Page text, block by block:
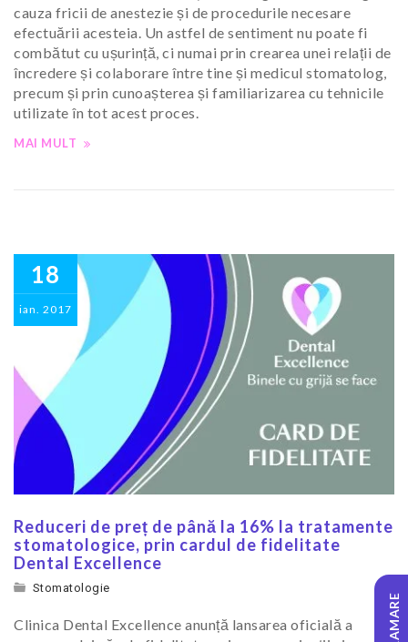
cauza fricii de anestezie și de procedurile necesare
efectuării acesteia. Un astfel de sentiment nu poate fi
combătut cu ușurință, ci numai prin crearea unei relații de
încredere și colaborare între tine și medicul stomatolog,
precum și prin cunoașterea și familiarizarea cu tehnicile
utilizate în tot acest proces.
MAI MULT
18
ian. 2017
Reduceri de preț de până la 16% la tratamente
stomatologice, prin cardul de fidelitate
Dental Excellence
Stomatologie
Clinica Dental Excellence anunță lansarea oficială a